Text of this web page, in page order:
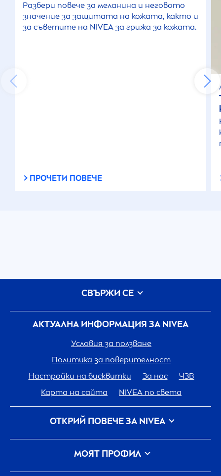
Разбери повече за меланина и неговото
значение за защитата на кожата, както и
за съветите на NIVEA за грижа за кожата.
ПРОЧЕТИ ПОВЕЧЕ
АКТУАЛНА ИНФОРМАЦИЯ ЗА NIVEA
Условия за ползване
Политика за поверителност
Настройки на бисквитки
За нас
ЧЗВ
Карта на сайта
NIVEA по света
ОТКРИЙ ПОВЕЧЕ ЗА NIVEA
Кариера Грижа наNIVEAза планетата
Свържи се с нас
МОЯТ ПРОФИЛ
Вход myNIVEA
СВЪРЖИ СЕ